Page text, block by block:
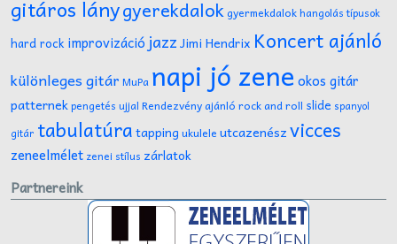
gitáros lánygyerekdalokgyermekdalokhangolás típusok
hard rock improvizáció jazzJimi Hendrix Koncert ajánló
különleges gitár MuPa napi jó zene okos gitár
patternekpengetés ujjal Rendezvény ajánló rock and roll slide spanyol
gitár tabulatúratapping ukulele utcazenészvicces
zeneelmélet zenei stílus zárlatok
Partnereink